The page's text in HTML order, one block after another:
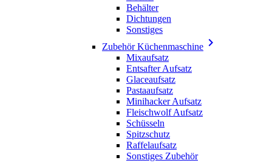
Behälter
Dichtungen
Sonstiges
Zubehör Küchenmaschine 
Mixaufsatz
Entsafter Aufsatz
Glaceaufsatz
Pastaaufsatz
Minihacker Aufsatz
Fleischwolf Aufsatz
Schüsseln
Spitzschutz
Raffelaufsatz
Sonstiges Zubehör